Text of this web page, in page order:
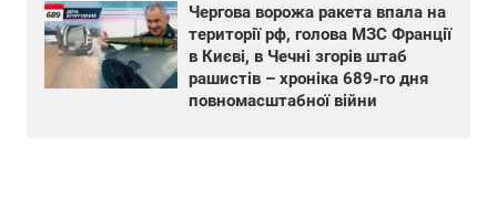
Чергова ворожа ракета впала на
території рф, голова МЗС Франції
в Києві, в Чечні згорів штаб
рашистів – хроніка 689-го дня
повномасштабної війни